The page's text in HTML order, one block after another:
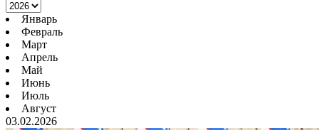
Январь
Февраль
Март
Апрель
Май
Июнь
Июль
Август
03.02.2026